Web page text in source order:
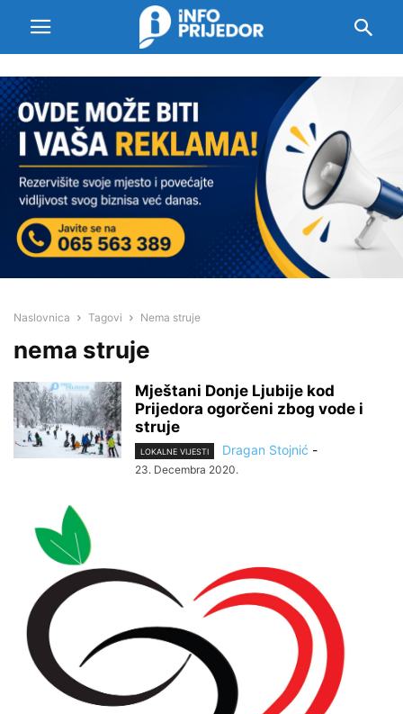
Naslovnica Tagovi Nema struje
nema struje
Mještani Donje Ljubije kod
Prijedora ogorčeni zbog vode i
struje
LOKALNE VIJESTI Dragan Stojnić -
23. Decembra 2020.